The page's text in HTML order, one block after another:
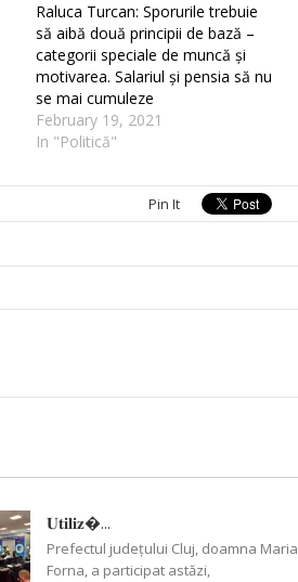
Raluca Turcan: Sporurile trebuie
să aibă două principii de bază –
categorii speciale de muncă și
motivarea. Salariul și pensia să nu
se mai cumuleze
February 19, 2021
In "Politică"
Pin It
𝐔𝐭𝐢𝐥𝐢𝐳�...
Prefectul județului Cluj, doamna Maria
Forna, a participat astăzi,